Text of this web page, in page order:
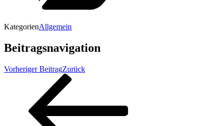
KategorienAllgemein
Beitragsnavigation
Vorheriger BeitragZurück